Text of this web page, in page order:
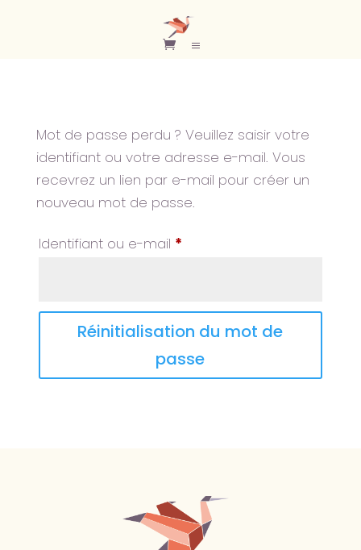
Mot de passe perdu ? Veuillez saisir votre
identifiant ou votre adresse e-mail. Vous
recevrez un lien par e-mail pour créer un
nouveau mot de passe.
Identifiant ou e-mail *Obligatoire
Réinitialisation du mot de
passe